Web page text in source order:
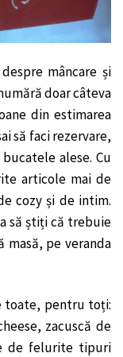
mâncare și
doar câteva
din estimarea
să faci rezervare,
alese. Cu
articole mai de
cozy și de intim.
să știți că trebuie
masă, pe veranda
toate, pentru toți:
zacuscă de
de felurite tipuri